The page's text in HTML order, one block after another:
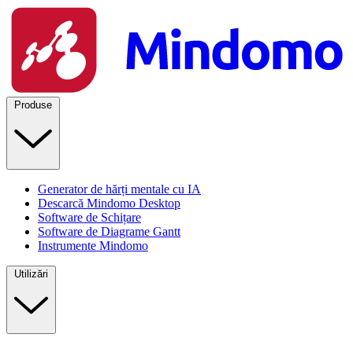
Produse
Generator de hărți mentale cu IA
Descarcă Mindomo Desktop
Software de Schițare
Software de Diagrame Gantt
Instrumente Mindomo
Utilizări